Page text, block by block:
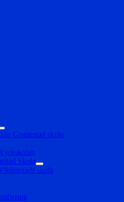
expandera
undermeny
Gismestad skola
Skola
expandera
undermeny
skola